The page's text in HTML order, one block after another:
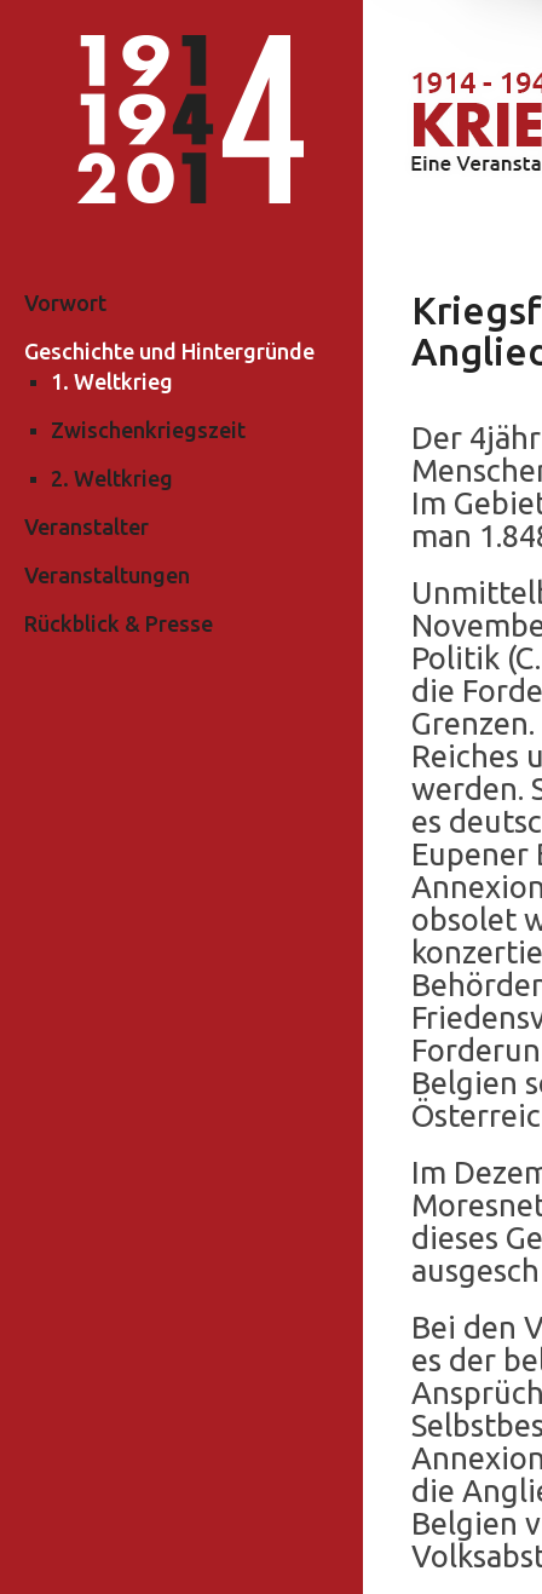
Vorwort
Geschichte und Hintergründe
1. Weltkrieg
Zwischenkriegszeit
2. Weltkrieg
Veranstalter
Veranstaltungen
Rückblick & Presse
Der
Im
man
Politik
die
Reiches
werden.
es
Eupener
obsolet
Belgien
Im
dieses
Bei den
es der
die
Belgien